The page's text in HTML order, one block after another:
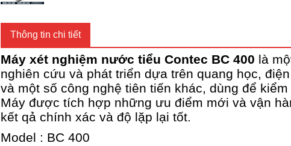
Thông tin chi tiết
Máy xét nghiệm nước tiểu Contec BC 400 là
nghiên cứu và phát triển dựa trên quang học,
và một số công nghệ tiên tiến khác, dùng để
Máy được tích hợp những ưu điểm mới và vận
kết qả chính xác và độ lặp lại tốt.
Model : BC 400